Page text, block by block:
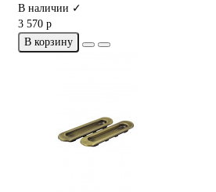
В наличии ✓
3 570 р
В корзину